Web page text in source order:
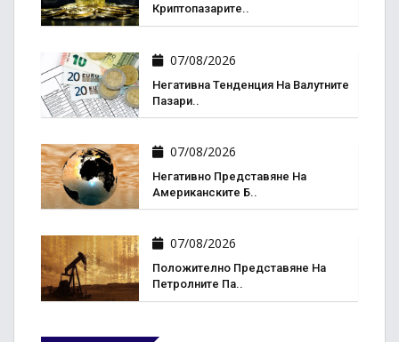
Криптопазарите..
07/08/2026
Негативна Тенденция На Валутните
Пазари..
07/08/2026
Негативно Представяне На
Американските Б..
07/08/2026
Положително Представяне На
Петролните Па..